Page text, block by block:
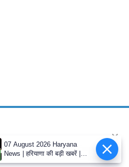
07 August 2026 Haryana
News | हरियाणा की बड़ी खबरें |
Mukhya Samachar | haryana